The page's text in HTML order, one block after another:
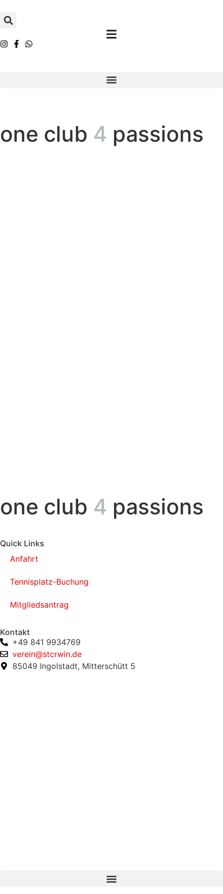
one club 4 passions
one club 4 passions
Quick Links
Anfahrt
Tennisplatz-Buchung
Mitgliedsantrag
Kontakt
+49 841 9934769
verein@stcrwin.de
85049 Ingolstadt, Mitterschütt 5